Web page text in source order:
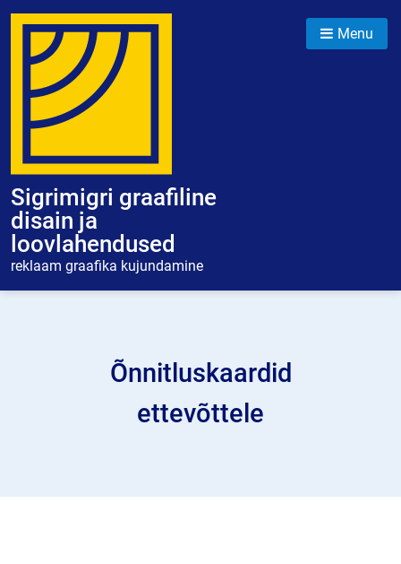
Skip
content
Sigrimigri graafiline
disain ja
loovlahendused
reklaam graafika kujundamine
Menu
Õnnitluskaardid
ettevõttele